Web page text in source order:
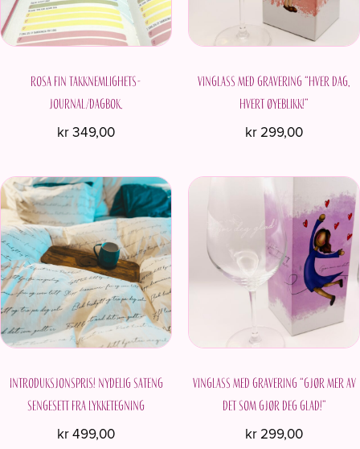
Rosa fin Takknemlighets-
journal/dagbok.
kr349,00
Vinglass med gravering “Hver dag,
hvert øyeblikk!”
kr 299,00
Introduksjonspris! Nydelig sateng
sengesett fra Lykketegning
kr499,00
Vinglass med gravering “Gjør mer av
det som gjør deg glad!”
kr 299,00